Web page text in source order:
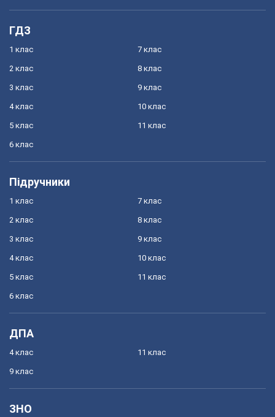
ГДЗ
1 клас
2 клас
3 клас
4 клас
5 клас
6 клас
7 клас
8 клас
9 клас
10 клас
11 клас
Підручники
1 клас
2 клас
3 клас
4 клас
5 клас
6 клас
7 клас
8 клас
9 клас
10 клас
11 клас
ДПА
4 клас
9 клас
11 клас
ЗНО